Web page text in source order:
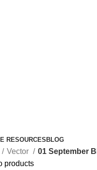
RESOURCES BLOG
Vector
01 September BNP
products